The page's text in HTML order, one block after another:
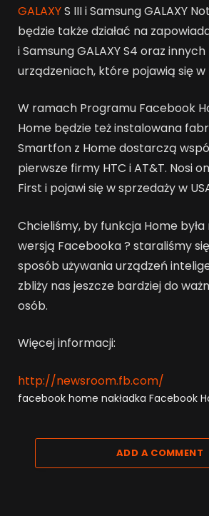
GALAXYS III i Samsung GALAXY
będzie także działać na
i Samsung GALAXY S4 oraz
urządzeniach, które pojawią się
W ramach Programu Facebook
Home będzie też instalowana
Smartfon z Home dostarczą
pierwsze firmy HTC i AT&T. Nosi
First i pojawi się w sprzedaży w
Chcieliśmy, by funkcja Home
wersją Facebooka ? staraliśmy
sposób używania urządzeń
zbliży nas jeszcze bardziej do
osób.
Więcej informacji:
http://newsroom.fb.com/
facebook home nakładka Facebook
ADD A COMMENT